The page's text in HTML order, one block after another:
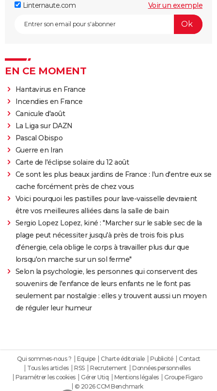
Linternaute.com Voir un exemple
EN CE MOMENT
Hantavirus en France
Incendies en France
Canicule d'août
La Liga sur DAZN
Pascal Obispo
Guerre en Iran
Carte de l'éclipse solaire du 12 août
Ce sont les plus beaux jardins de France : l'un d'entre eux se
cache forcément près de chez vous
Voici pourquoi les pastilles pour lave-vaisselle devraient
être vos meilleures alliées dans la salle de bain
Sergio Lopez Lopez, kiné : "Marcher sur le sable sec de la
plage peut nécessiter jusqu'à près de trois fois plus
d'énergie, cela oblige le corps à travailler plus dur que
lorsqu'on marche sur un sol ferme"
Selon la psychologie, les personnes qui conservent des
souvenirs de l'enfance de leurs enfants ne le font pas
seulement par nostalgie : elles y trouvent aussi un moyen
de réguler leur humeur
Qui sommes-nous ? Equipe Charte éditoriale Publicité
Contact
Tous les articles
RSS Recrutement
Données personnelles
Paramétrer les cookies
Gérer Utiq Mentions légales
Groupe Figaro
© 2026 CCM Benchmark